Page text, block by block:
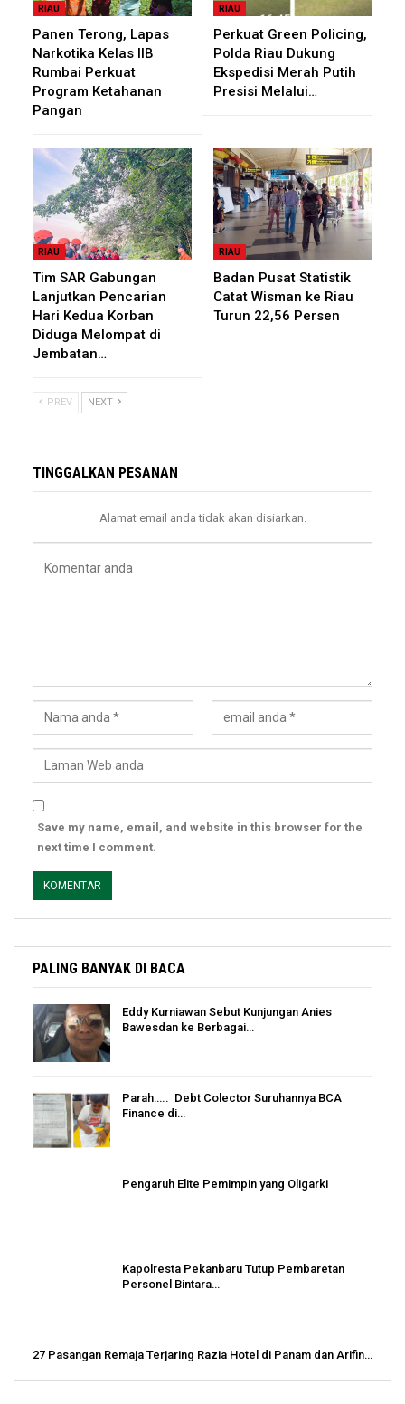
RIAU
Panen Terong, Lapas
Narkotika Kelas IIB
Rumbai Perkuat
Program Ketahanan
Pangan
RIAU
Perkuat Green Policing,
Polda Riau Dukung
Ekspedisi Merah Putih
Presisi Melalui…
RIAU
Tim SAR Gabungan
Lanjutkan Pencarian
Hari Kedua Korban
Diduga Melompat di
Jembatan…
RIAU
Badan Pusat Statistik
Catat Wisman ke Riau
Turun 22,56 Persen
PREV NEXT
TINGGALKAN PESANAN
Alamat email anda tidak akan disiarkan.
Save my name, email, and website in this browser for the
next time I comment.
PALING BANYAK DI BACA
Eddy Kurniawan Sebut Kunjungan Anies
Bawesdan ke Berbagai…
Parah….. Debt Colector Suruhannya BCA
Finance di…
Pengaruh Elite Pemimpin yang Oligarki
Kapolresta Pekanbaru Tutup Pembaretan
Personel Bintara…
27 Pasangan Remaja Terjaring Razia Hotel di Panam dan Arifin…